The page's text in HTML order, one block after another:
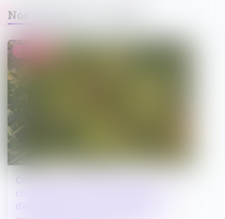
Nos dernières actualités
Collectivités : le coût de réfection de la
chaussée à la suite d’un chantier
d’enfouissement de canalisations de